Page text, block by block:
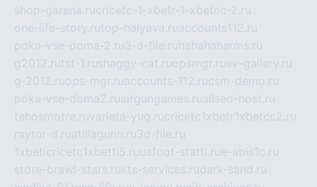
shop-garena.rucricetc-1-xbetr-1-xbetcc-2.ru
one-life-story.rutop-halyava.ruaccounts112.ru
poka-vse-doma-2.ru3-d-file.ru hahahaharms.ru
g2012.rutst-1.rushaggy-cat.ruopsmgr.ruev-gallery.ru
g-2012.ruops-mgr.ruaccounts-112.rucsm-demo.ru
poka-vse-doma2.ruairgungames.ruallseo-host.ru
tehosmotre.ruvarieta-yug.rucricetc1xbetr1xbetcc2.ru
raytor-d.ruatillagunn.ru3d-file.ru
1xbeticricetc1xbetti5.ruuafoot-statti.rue-abis1c.ru
store-brawl-stars.rukts-services.rudark-sand.ru